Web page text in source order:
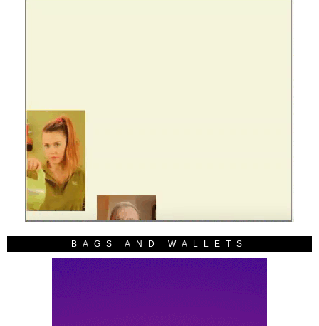
BAGS AND WALLETS